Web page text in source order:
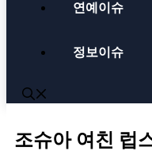
연예이슈
정보이슈
조슈아 여친 럽